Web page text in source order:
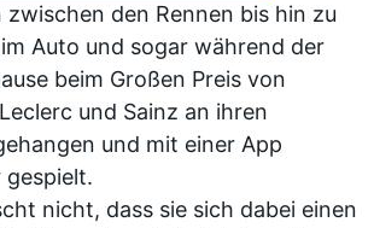
zwischen den Rennen bis hin zu
Auto und sogar während der
beim Großen Preis von
und Sainz an ihren
und mit einer App
gespielt.
nicht, dass sie sich dabei einen